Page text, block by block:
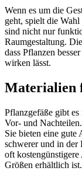
Wenn es um die
geht, spielt die
sind nicht nur
Raumgestaltung.
dass Pflanzen
wirken lässt.
Materialien
Pflanzgefäße gibt
Vor- und
Sie bieten eine
schwerer und in der
oft
Größen erhältlich ist.